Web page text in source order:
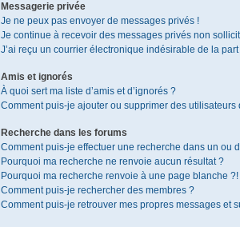
Messagerie privée
Je ne peux pas envoyer de messages privés !
Je continue à recevoir des messages privés non
J’ai reçu un courrier électronique indésirable de la
Amis et ignorés
À quoi sert ma liste d’amis et d’ignorés ?
Comment puis-je ajouter ou supprimer des utilisateurs
Recherche dans les forums
Comment puis-je effectuer une recherche dans un ou
Pourquoi ma recherche ne renvoie aucun résultat ?
Pourquoi ma recherche renvoie à une page blanche ?!
Comment puis-je rechercher des membres ?
Comment puis-je retrouver mes propres messages et